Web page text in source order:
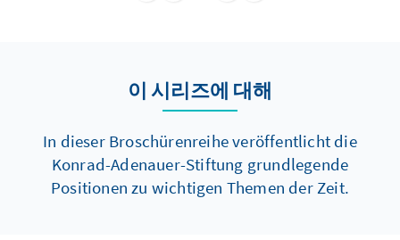
이 시리즈에 대해
In dieser Broschürenreihe veröffentlicht die
Konrad-Adenauer-Stiftung grundlegende
Positionen zu wichtigen Themen der Zeit.